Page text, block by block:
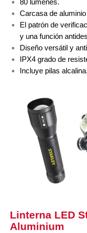
Carcasa de
El patrón de
y una función
Diseño versátil y
IPX4 grado de
Incluye pilas alcalina.
Linterna LED
Aluminium